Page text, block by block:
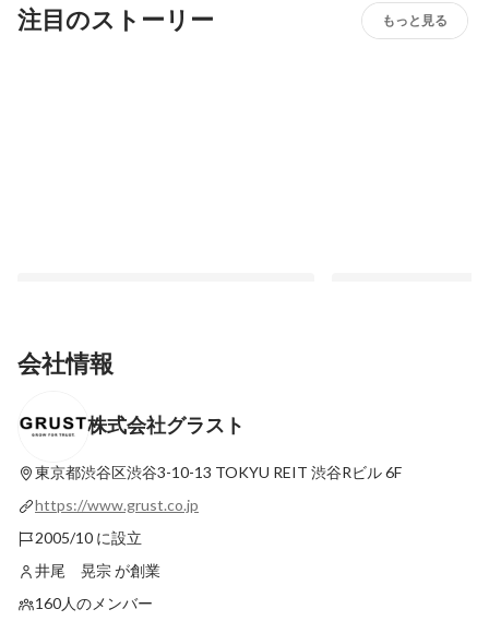
注目のストーリー もっと見る
向上心があれば誰もが高みを目指せる環
力に迫る
最新順で表示
修の裏側
最新順で表示
会社情報
株式会社グラスト
東京都渋谷区渋谷3-10-13 TOKYU REIT 渋谷Rビル 6F
https://www.grust.co.jp
2005/10 に設立
井尾 晃宗 が創業
160人のメンバー